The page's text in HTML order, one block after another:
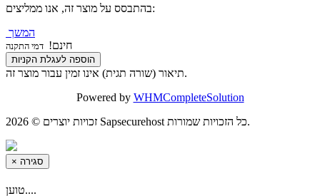
בהתבסס על מוצר זה, אנו ממליצים:
המשך
חינם! דמי התקנה
הוספה לעגלת הקניות
תיאור (שורה תגית) אינו זמין עבור מוצר זה.
Powered by WHMCompleteSolution
זכויות יוצרים © 2026 Sapsecurehost כל הזכויות שמורות.
× סגירה
טוען....